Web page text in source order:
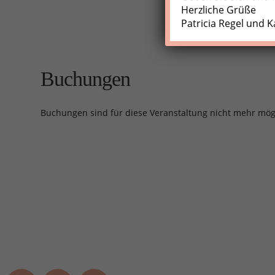
Buchungen
Buchungen sind für diese Veranstaltung nicht mehr
Herzliche Grüße
Patricia Regel und